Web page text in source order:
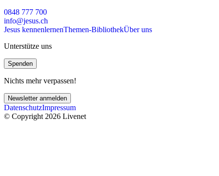
0848 777 700
info@jesus.ch
Jesus kennenlernenThemen-BibliothekÜber uns
Unterstütze uns
Spenden
Nichts mehr verpassen!
Newsletter anmelden
DatenschutzImpressum
© Copyright 2026 Livenet